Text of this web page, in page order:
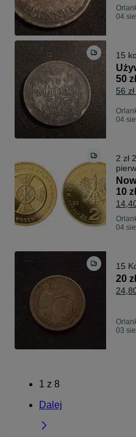
04
15
50 zł
56
04
2 zł
10 zł
04
15
20 zł
03
1 z 8
Dalej